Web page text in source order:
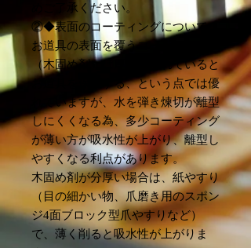
めご了承ください。
②◆表面のコーティングについて
お道具の表面を覆うコーティング
（木固め剤）は厚塗りされていると
お道具を保護する、という点では優
れていますが、水を弾き煉切が離型
しにくくなる為、多少コーティング
が薄い方が吸水性が上がり、離型し
やすくなる利点があります。
木固め剤が分厚い場合は、紙やすり
（目の細かい物、爪磨き用のスポン
ジ4面ブロック型爪やすりなど）
で、薄く削ると吸水性が上がりま